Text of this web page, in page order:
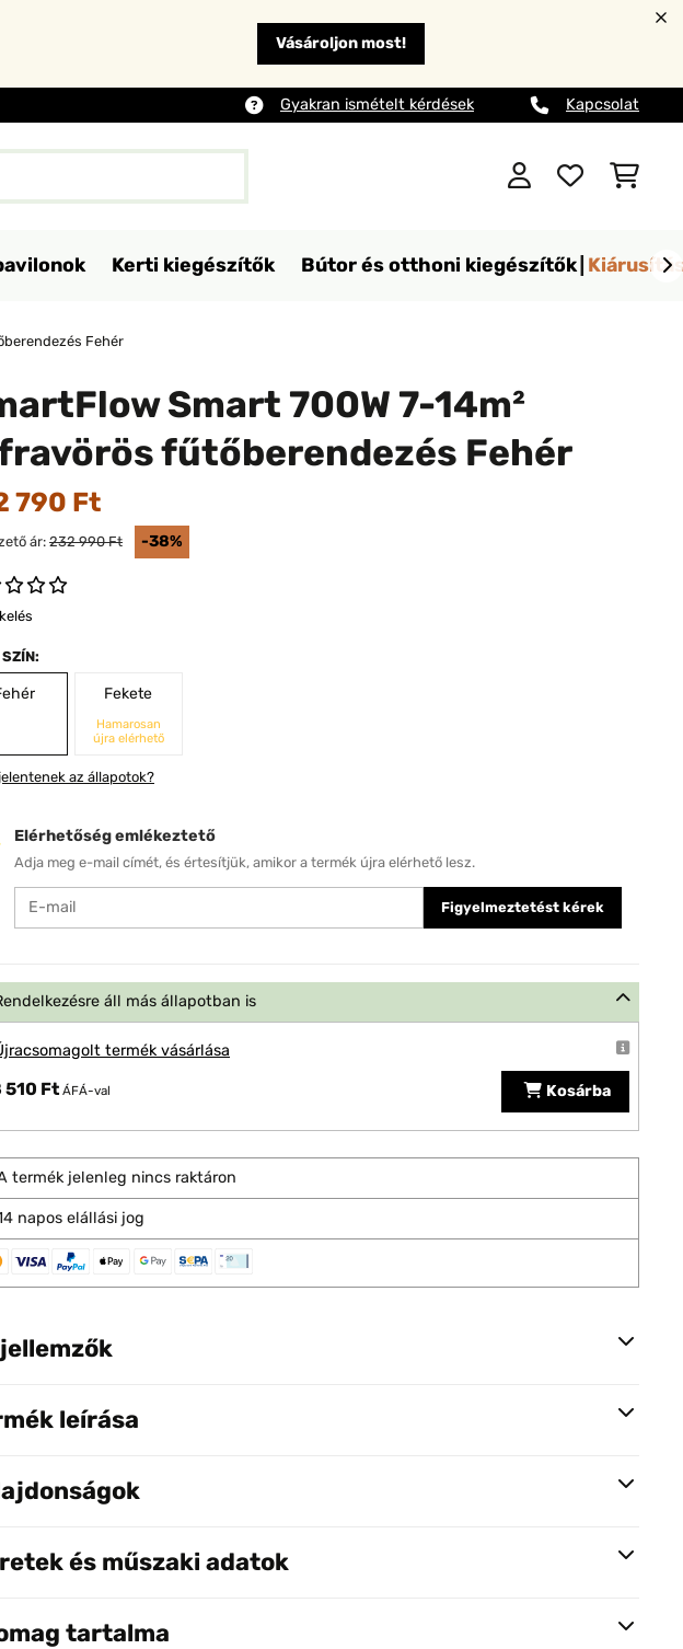
Vásároljon most!
Gyakran ismételt kérdések Kapcsolat
Kerti kiegészítők Bútor és otthoni kiegészítők
Fehér
Smart 700W 7-14m²
fűtőberendezés Fehér
790 Ft
ár:232 990 Ft -38%
Fekete
Hamarosan
újra elérhető
az állapotok?
Elérhetőség emlékeztető
Adja meg e-mail címét, és értesítjük, amikor a termék újra elérhető lesz.
Figyelmeztetést kérek
áll más állapotban is
termék vásárlása
510 Ft ÁFÁ-val Kosárba
termék jelenleg nincs raktáron
napos elállási jog
leírása
és műszaki adatok
tartalma